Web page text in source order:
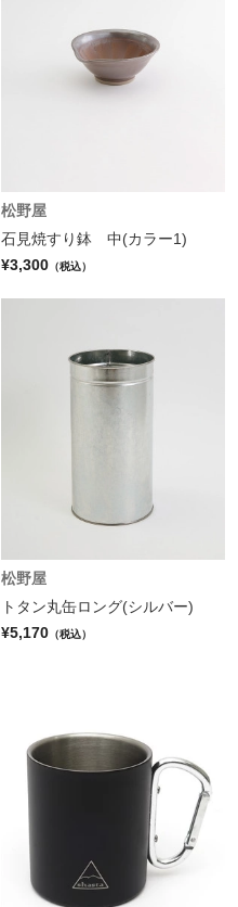
松野屋
石見焼すり鉢 中(カラー1)
¥3,300 （税込）
松野屋
トタン丸缶ロング(シルバー)
¥5,170 （税込）